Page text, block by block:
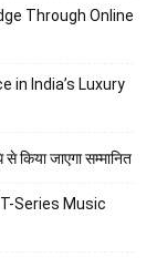
Through Online
in India’s Luxury
किया जाएगा सम्मानित
Series Music